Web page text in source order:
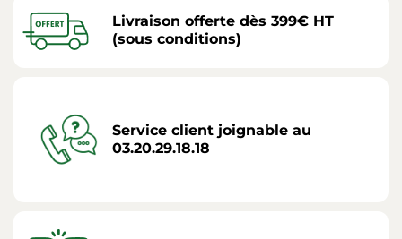
Livraison offerte dès 399€ HT
(sous conditions)
Service client joignable au
03.20.29.18.18